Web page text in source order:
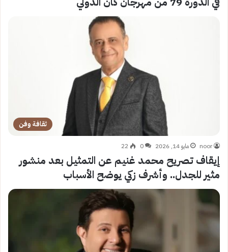
ثقافة وفن
noor مايو 14, 2026 0
22
إيقاف تصريح محمد غنيم عن التمثيل بعد منشور
مثير للجدل.. وأشرف زكي يوضح الأسباب